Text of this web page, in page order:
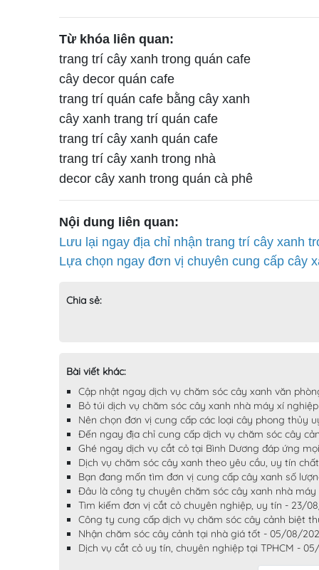
Từ khóa liên quan:
trang trí cây xanh trong quán cafe
cây decor quán cafe
trang trí quán cafe bằng cây xanh
cây xanh trang trí quán cafe
trang trí cây xanh quán cafe
trang trí cây xanh trong nhà
decor cây xanh trong quán cà phê
Nội dung liên quan:
Lưu lại ngay địa chỉ nhận trang trí cây xanh
Lựa chọn ngay đơn vị chuyên cung cấp cây
Chia sẻ:
Bài viết khác:
Cập nhật ngay dịch vụ chăm sóc cây xanh văn
Bỏ túi dịch vụ chăm sóc cây xanh nhà máy xí
Nên chọn đơn vị cung cấp các loại cây phong thủy
Đến ngay địa chỉ cung cấp dịch vụ chăm sóc cây
Ghé ngay dịch vụ cắt cỏ tại Bình Dương đáp ứng
Dịch vụ chăm sóc cây xanh theo yêu cầu, uy tín
Bạn đang mốn tìm đơn vị cung cấp cây xanh số
Đâu là công ty chuyên chăm sóc cây xanh nhà
Tìm kiếm đơn vị cắt cỏ chuyên nghiệp, uy tín - 23/
Công ty cung cấp dịch vụ chăm sóc cây cảnh biệt
Nhận chăm sóc cây cảnh tại nhà giá tốt - 05/08/
Dịch vụ cắt cỏ uy tín, chuyên nghiệp tại TPHCM -